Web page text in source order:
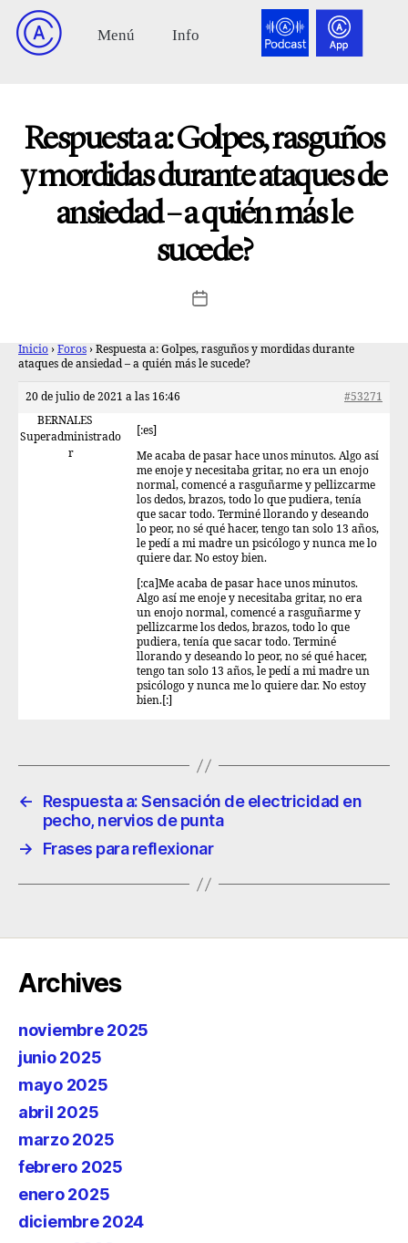
Respuesta a: Golpes, rasguños
y mordidas durante ataques de
ansiedad – a quién más le
sucede?
Inicio › Foros › Respuesta a: Golpes, rasguños y mordidas durante
ataques de ansiedad – a quién más le sucede?
20 de julio de 2021 a las 16:46
#53271
BERNALES
Superadministrado
r
[:es]
Me acaba de pasar hace unos minutos. Algo así
me enoje y necesitaba gritar, no era un enojo
normal, comencé a rasguñarme y pellizcarme
los dedos, brazos, todo lo que pudiera, tenía
que sacar todo. Terminé llorando y deseando
lo peor, no sé qué hacer, tengo tan solo 13 años,
le pedí a mi madre un psicólogo y nunca me lo
quiere dar. No estoy bien.
[:ca]Me acaba de pasar hace unos minutos.
Algo así me enoje y necesitaba gritar, no era
un enojo normal, comencé a rasguñarme y
pellizcarme los dedos, brazos, todo lo que
pudiera, tenía que sacar todo. Terminé
llorando y deseando lo peor, no sé qué hacer,
tengo tan solo 13 años, le pedí a mi madre un
psicólogo y nunca me lo quiere dar. No estoy
bien.[:]
←
Respuesta a: Sensación de electricidad en
pecho, nervios de punta
→
Frases para reflexionar
Archives
noviembre 2025
junio 2025
mayo 2025
abril 2025
marzo 2025
febrero 2025
enero 2025
diciembre 2024